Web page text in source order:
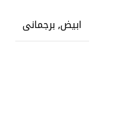
ابيض, برجمانى